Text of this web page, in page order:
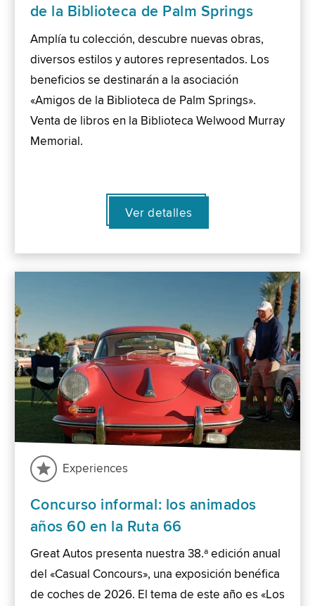
de la Biblioteca de Palm Springs
Amplía tu colección, descubre nuevas obras,
diversos estilos y autores representados. Los
beneficios se destinarán a la asociación
«Amigos de la Biblioteca de Palm Springs».
Venta de libros en la Biblioteca Welwood Murray
Memorial.
Ver detalles
Experiences
Concurso informal: los animados
años 60 en la Ruta 66
Great Autos presenta nuestra 38.ª edición anual
del «Casual Concours», una exposición benéfica
de coches de 2026. El tema de este año es «Los